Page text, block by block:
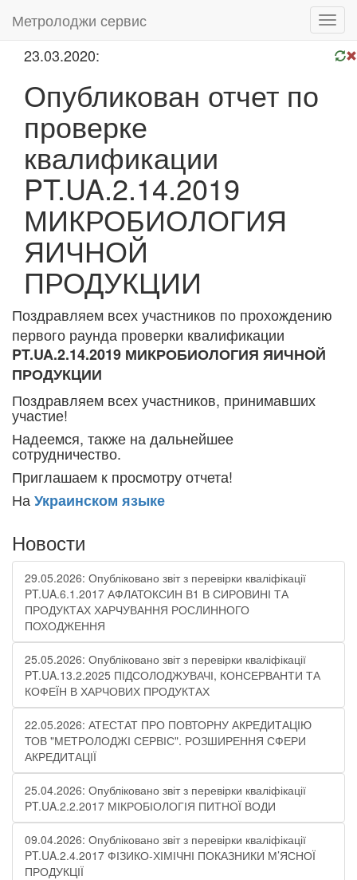
Метролоджи сервис
23.03.2020:
Опубликован отчет по
проверке
квалификации
PT.UA.2.14.2019
МИКРОБИОЛОГИЯ
ЯИЧНОЙ
ПРОДУКЦИИ
Поздравляем всех участников по прохождению
первого раунда проверки квалификации
PT.UA.2.14.2019 МИКРОБИОЛОГИЯ ЯИЧНОЙ
ПРОДУКЦИИ
Поздравляем всех участников, принимавших
участие!
Надеемся, также на дальнейшее
сотрудничество.
Приглашаем к просмотру отчета!
На Украинском языке
Новости
29.05.2026: Опубліковано звіт з перевірки кваліфікації
PT.UA.6.1.2017 АФЛАТОКСИН В1 В СИРОВИНІ ТА
ПРОДУКТАХ ХАРЧУВАННЯ РОСЛИННОГО
ПОХОДЖЕННЯ
25.05.2026: Опубліковано звіт з перевірки кваліфікації
PT.UA.13.2.2025 ПІДСОЛОДЖУВАЧІ, КОНСЕРВАНТИ ТА
КОФЕЇН В ХАРЧОВИХ ПРОДУКТАХ
22.05.2026: АТЕСТАТ ПРО ПОВТОРНУ АКРЕДИТАЦІЮ
ТОВ "МЕТРОЛОДЖІ СЕРВІС". РОЗШИРЕННЯ СФЕРИ
АКРЕДИТАЦІЇ
25.04.2026: Опубліковано звіт з перевірки кваліфікації
PT.UA.2.2.2017 МІКРОБІОЛОГІЯ ПИТНОЇ ВОДИ
09.04.2026: Опубліковано звіт з перевірки кваліфікації
PT.UA.2.4.2017 ФІЗИКО-ХІМІЧНІ ПОКАЗНИКИ М’ЯСНОЇ
ПРОДУКЦІЇ